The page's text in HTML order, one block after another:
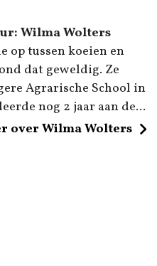
Wilma Wolters
op tussen koeien en
dat geweldig. Ze
Agrarische School in
nog 2 jaar aan de...
over Wilma Wolters